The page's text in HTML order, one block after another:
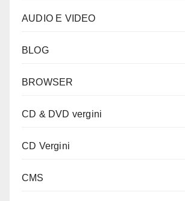
AUDIO E VIDEO
BLOG
BROWSER
CD & DVD vergini
CD Vergini
CMS